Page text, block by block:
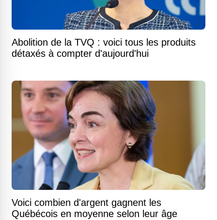
Abolition de la TVQ : voici tous les produits
détaxés à compter d'aujourd'hui
Voici combien d'argent gagnent les
Québécois en moyenne selon leur âge